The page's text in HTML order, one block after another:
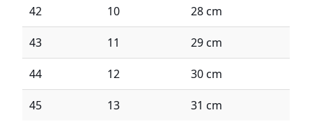
42 10 28 cm
43 11 29 cm
44 12 30 cm
45 13 31 cm